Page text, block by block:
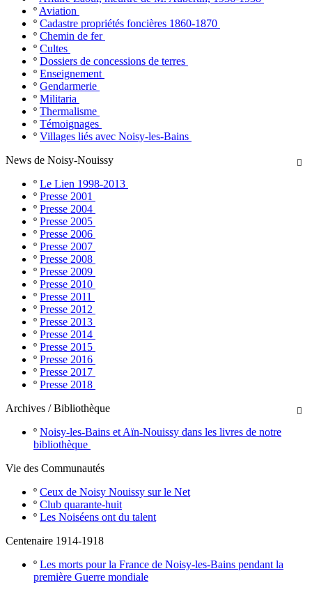
º Aviation
º Cadastre propriétés foncières 1860-1870
º Chemin de fer
º Cultes
º Dossiers de concessions de terres
º Enseignement
º Gendarmerie
º Militaria
º Thermalisme
º Témoignages
º Villages liés avec Noisy-les-Bains

News de Noisy-Nouissy
º Le Lien 1998-2013
º Presse 2001
º Presse 2004
º Presse 2005
º Presse 2006
º Presse 2007
º Presse 2008
º Presse 2009
º Presse 2010
º Presse 2011
º Presse 2012
º Presse 2013
º Presse 2014
º Presse 2015
º Presse 2016
º Presse 2017
º Presse 2018

Archives / Bibliothèque
º Noisy-les-Bains et Aïn-Nouissy dans les livres de notre
bibliothèque
Vie des Communautés
º Ceux de Noisy Nouissy sur le Net
º Club quarante-huit
º Les Noiséens ont du talent
Centenaire 1914-1918
º Les morts pour la France de Noisy-les-Bains pendant la
première Guerre mondiale